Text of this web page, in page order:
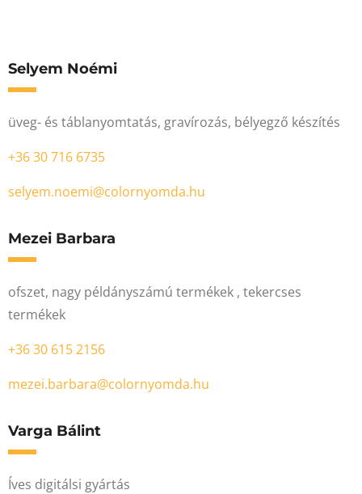
Selyem Noémi
üveg- és táblanyomtatás, gravírozás, bélyegző készítés
+36 30 716 6735
selyem.noemi@colornyomda.hu
Mezei Barbara
ofszet, nagy példányszámú termékek , tekercses
termékek
+36 30 615 2156
mezei.barbara@colornyomda.hu
Varga Bálint
Íves digitálsi gyártás